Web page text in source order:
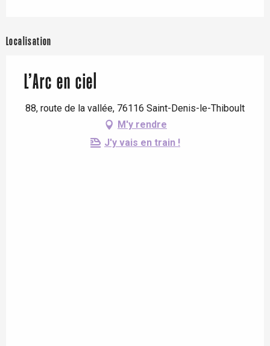
Localisation
L’Arc en ciel
88, route de la vallée, 76116 Saint-Denis-le-Thiboult
M'y rendre
J'y vais en train !